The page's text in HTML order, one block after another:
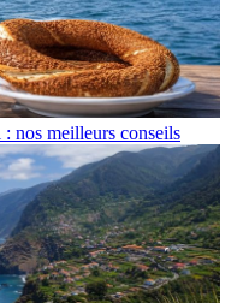
nos meilleurs conseils